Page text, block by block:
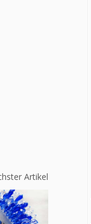
Artikel